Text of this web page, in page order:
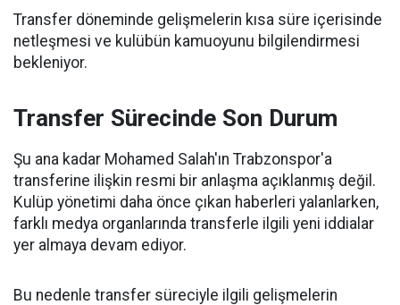
Transfer döneminde gelişmelerin kısa süre içerisinde
netleşmesi ve kulübün kamuoyunu bilgilendirmesi
bekleniyor.
Transfer Sürecinde Son Durum
Şu ana kadar Mohamed Salah'ın Trabzonspor'a
transferine ilişkin resmi bir anlaşma açıklanmış değil.
Kulüp yönetimi daha önce çıkan haberleri yalanlarken,
farklı medya organlarında transferle ilgili yeni iddialar
yer almaya devam ediyor.
Bu nedenle transfer süreciyle ilgili gelişmelerin